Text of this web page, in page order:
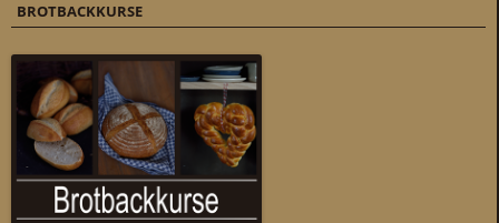
BROTBACKKURSE